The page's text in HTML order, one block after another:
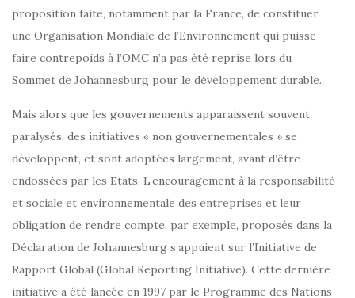
proposition faite, notamment par la France, de constituer
une Organisation Mondiale de l’Environnement qui puisse
faire contrepoids à l’OMC n’a pas été reprise lors du
Sommet de Johannesburg pour le développement durable.
Mais alors que les gouvernements apparaissent souvent
paralysés, des initiatives « non gouvernementales » se
développent, et sont adoptées largement, avant d’être
endossées par les Etats. L’encouragement à la responsabilité
et sociale et environnementale des entreprises et leur
obligation de rendre compte, par exemple, proposés dans la
Déclaration de Johannesburg s’appuient sur l’Initiative de
Rapport Global (Global Reporting Initiative). Cette dernière
initiative a été lancée en 1997 par le Programme des Nations